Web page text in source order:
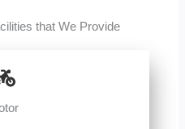
that We Provide